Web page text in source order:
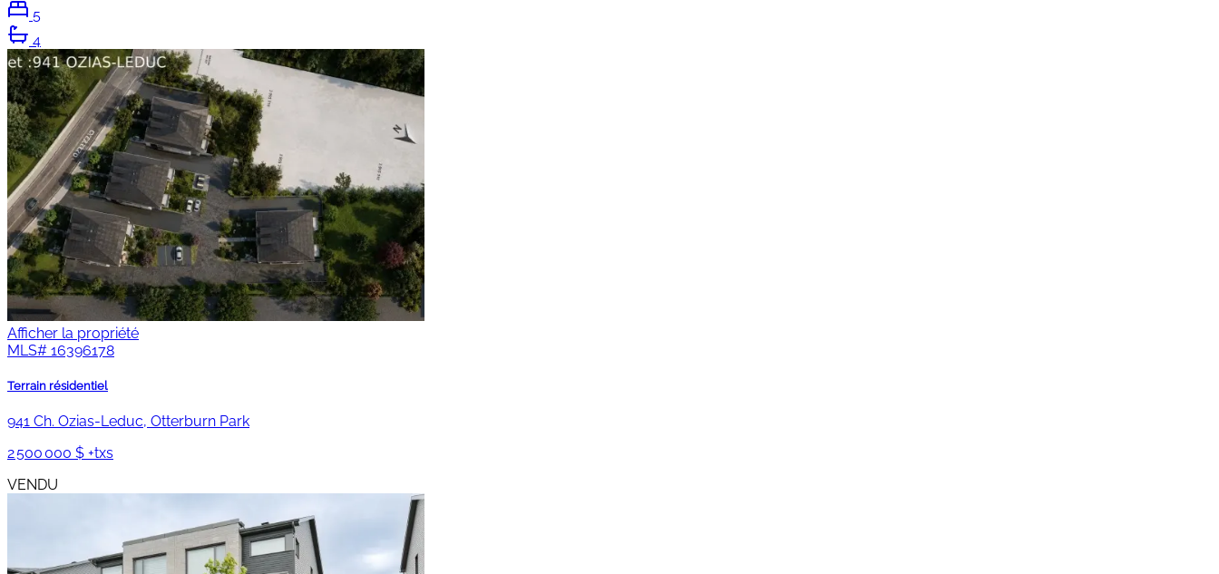
5
4
Afficher la propriété
MLS# 16396178
Terrain résidentiel
941 Ch. Ozias-Leduc, Otterburn Park
2 500 000 $ +txs
VENDU